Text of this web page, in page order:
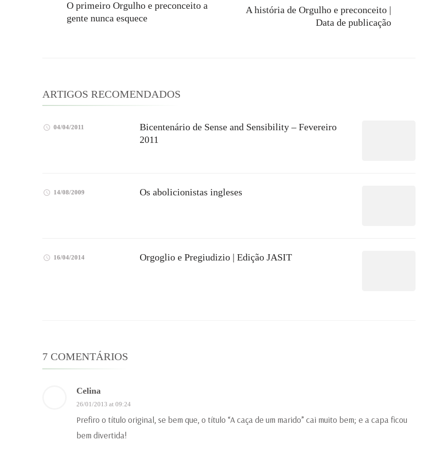
O primeiro Orgulho e preconceito a
gente nunca esquece
A história de Orgulho e preconceito |
Data de publicação
ARTIGOS RECOMENDADOS
04/04/2011
Bicentenário de Sense and Sensibility – Fevereiro
2011
14/08/2009 Os abolicionistas ingleses
16/04/2014 Orgoglio e Pregiudizio | Edição JASIT
7 COMENTÁRIOS
Celina
26/01/2013 at 09:24
Prefiro o título original, se bem que, o título “A caça de um marido” cai muito bem; e a capa ficou
bem divertida!